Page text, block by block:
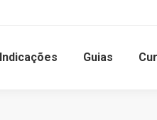
Indicações Guias